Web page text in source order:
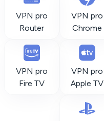
VPN pro
Router
VPN pro
Chrome
VPN pro
Fire TV
VPN pro
Apple TV